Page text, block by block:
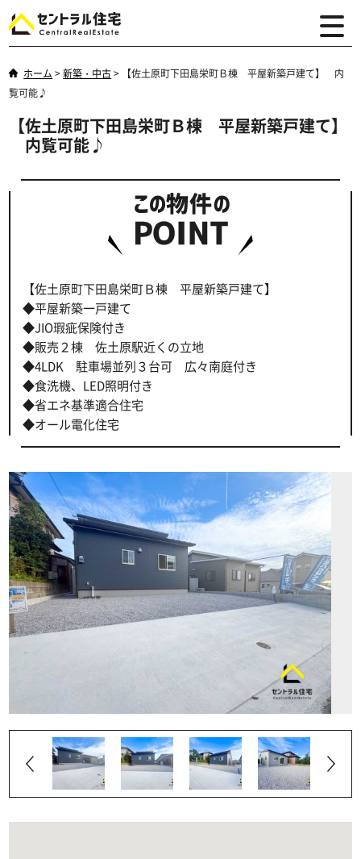
ホーム >新築・中古>
【佐土原町下田島栄町Ｂ棟 平屋新築戸建て】 内
覧可能♪
【佐土原町下田島栄町Ｂ棟 平屋新築戸建て】
内覧可能♪
【佐土原町下田島栄町Ｂ棟 平屋新築戸建て】
◆平屋新築一戸建て
◆JIO瑕疵保険付き
◆販売２棟 佐土原駅近くの立地
◆4LDK 駐車場並列３台可 広々南庭付き
◆食洗機、LED照明付き
◆省エネ基準適合住宅
◆オール電化住宅